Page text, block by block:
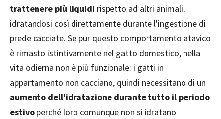
trattenere più liquidi rispetto ad altri animali,
idratandosi così direttamente durante l'ingestione di
prede cacciate. Se pur questo comportamento atavico
è rimasto istintivamente nel gatto domestico, nella
vita odierna non è più funzionale: i gatti in
appartamento non cacciano, quindi necessitano di un
aumento dell'idratazione durante tutto il periodo
estivo perché loro comunque non si idratano